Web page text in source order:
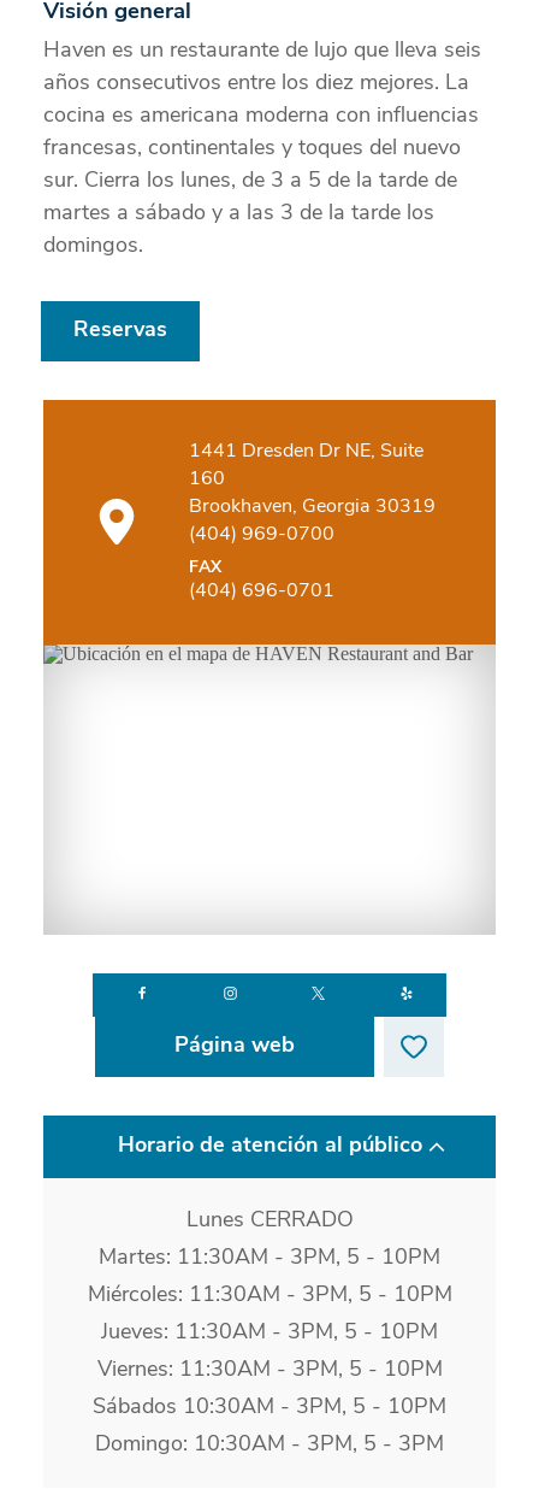
Visión general
Haven es un restaurante de lujo que lleva seis
años consecutivos entre los diez mejores. La
cocina es americana moderna con influencias
francesas, continentales y toques del nuevo
sur. Cierra los lunes, de 3 a 5 de la tarde de
martes a sábado y a las 3 de la tarde los
domingos.
Reservas
1441 Dresden Dr NE, Suite
160
Brookhaven, Georgia 30319
(404) 969-0700
FAX
(404) 696-0701
Página web
Horario de atención al público
Lunes CERRADO
Martes: 11:30AM - 3PM, 5 - 10PM
Miércoles: 11:30AM - 3PM, 5 - 10PM
Jueves: 11:30AM - 3PM, 5 - 10PM
Viernes: 11:30AM - 3PM, 5 - 10PM
Sábados 10:30AM - 3PM, 5 - 10PM
Domingo: 10:30AM - 3PM, 5 - 3PM